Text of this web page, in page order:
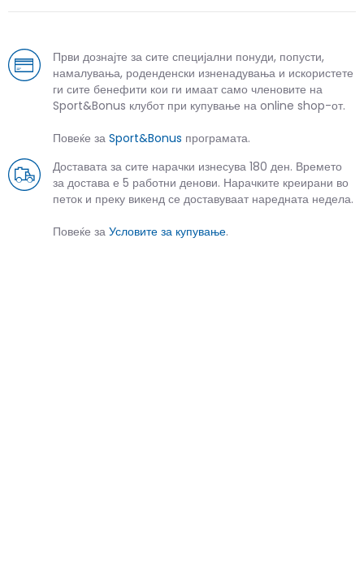
Први дознајте за сите специјални понуди, попусти,
намалувања, роденденски изненадувања и искористете
ги сите бенефити кои ги имаат само членовите на
Sport&Bonus клубот при купување на online shop-от.
Повеќе за Sport&Bonus програмата.
Доставата за сите нарачки изнесува 180 ден. Времето
за достава е 5 работни денови. Нарачките креирани во
петок и преку викенд се доставуваат наредната недела.
Повеќе за Условите за купување.